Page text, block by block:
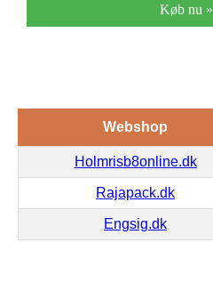
Køb nu »
Webshop
Holmrisb8online.dk
Rajapack.dk
Engsig.dk